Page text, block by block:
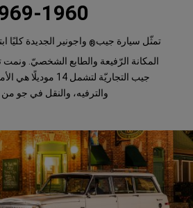
1960
تمثّل سيارة جيب® واجونير الجديدة كليًا
المكانة الرّفيعة والطابع الشخصيّ.
جيب التجاريّة لتشمل 14
والترفيه، والنقل في جو من